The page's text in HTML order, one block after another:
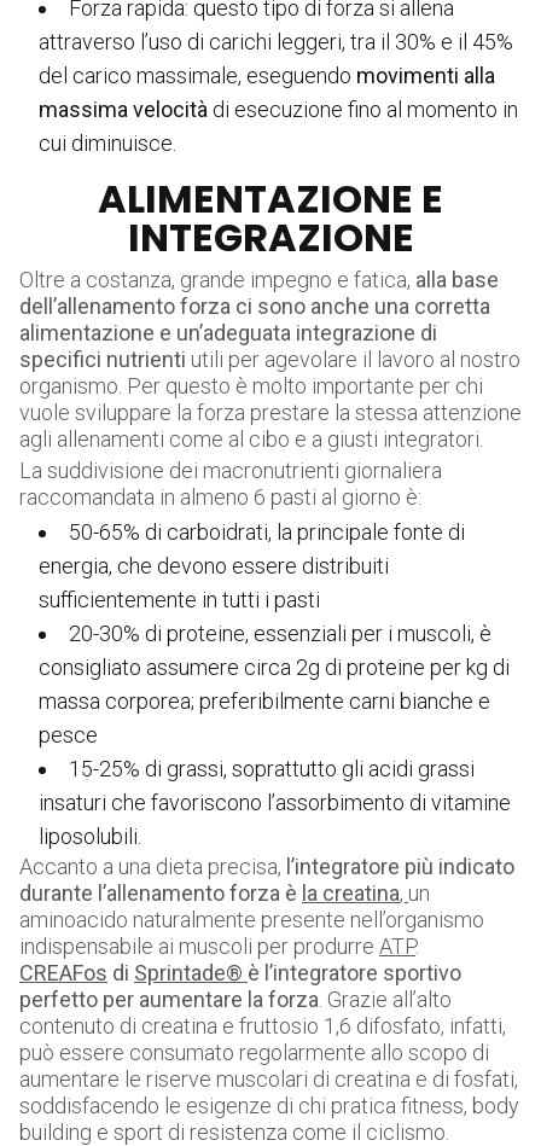
Forza rapida: questo tipo di forza si allena
attraverso l’uso di carichi leggeri, tra il 30% e il 45%
del carico massimale, eseguendo movimenti alla
massima velocità di esecuzione fino al momento in
cui diminuisce.
ALIMENTAZIONE E
INTEGRAZIONE
Oltre a costanza, grande impegno e fatica, alla base
dell’allenamento forza ci sono anche una corretta
alimentazione e un’adeguata integrazione di
specifici nutrienti utili per agevolare il lavoro al nostro
organismo. Per questo è molto importante per chi
vuole sviluppare la forza prestare la stessa attenzione
agli allenamenti come al cibo e a giusti integratori.
La suddivisione dei macronutrienti giornaliera
raccomandata in almeno 6 pasti al giorno è:
50-65% di carboidrati, la principale fonte di
energia, che devono essere distribuiti
sufficientemente in tutti i pasti
20-30% di proteine, essenziali per i muscoli, è
consigliato assumere circa 2g di proteine per kg di
massa corporea; preferibilmente carni bianche e
pesce
15-25% di grassi, soprattutto gli acidi grassi
insaturi che favoriscono l’assorbimento di vitamine
liposolubili.
Accanto a una dieta precisa, l’integratore più indicato
durante l’allenamento forza è la creatina, un
aminoacido naturalmente presente nell’organismo
indispensabile ai muscoli per produrre ATP.
CREAFos di Sprintade® è l’integratore sportivo
perfetto per aumentare la forza . Grazie all’alto
contenuto di creatina e fruttosio 1,6 difosfato, infatti,
può essere consumato regolarmente allo scopo di
aumentare le riserve muscolari di creatina e di fosfati,
soddisfacendo le esigenze di chi pratica fitness, body
building e sport di resistenza come il ciclismo.